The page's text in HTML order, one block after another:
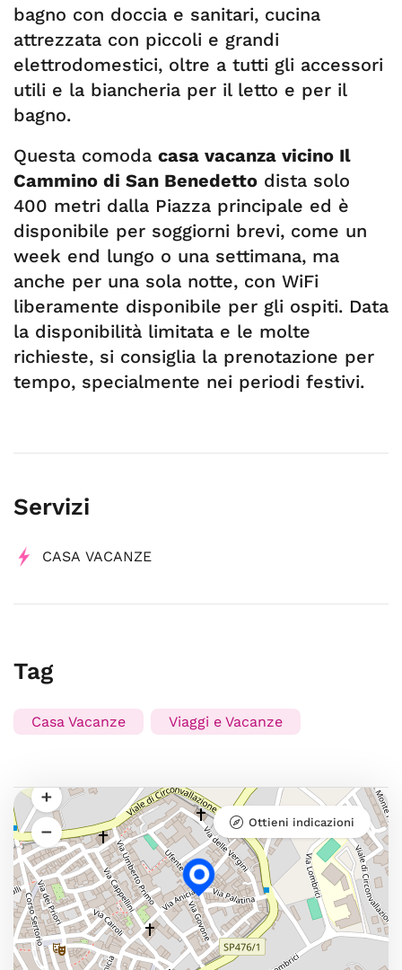
bagno con doccia e sanitari, cucina
attrezzata con piccoli e grandi
elettrodomestici, oltre a tutti gli accessori
utili e la biancheria per il letto e per il
bagno.
Questa comoda casa vacanza vicino Il
Cammino di San Benedetto dista solo
400 metri dalla Piazza principale ed è
disponibile per soggiorni brevi, come un
week end lungo o una settimana, ma
anche per una sola notte, con WiFi
liberamente disponibile per gli ospiti. Data
la disponibilità limitata e le molte
richieste, si consiglia la prenotazione per
tempo, specialmente nei periodi festivi.
Servizi
CASA VACANZE
Tag
Casa Vacanze Viaggi e Vacanze
Ottieni indicazioni